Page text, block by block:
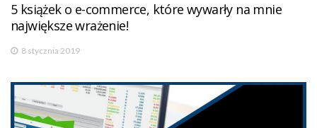
5 książek o e-commerce, które wywarły na mnie
największe wrażenie!
8 stycznia 2019